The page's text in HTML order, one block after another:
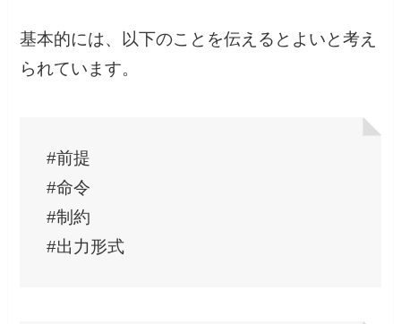
基本的には、以下のことを伝えるとよいと考え
られています。
#前提
#命令
#制約
#出力形式